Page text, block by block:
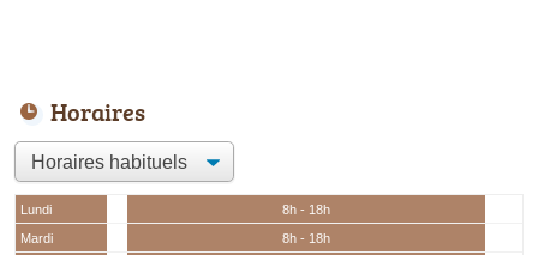
Horaires
Lundi
8h - 18h
Mardi
8h - 18h